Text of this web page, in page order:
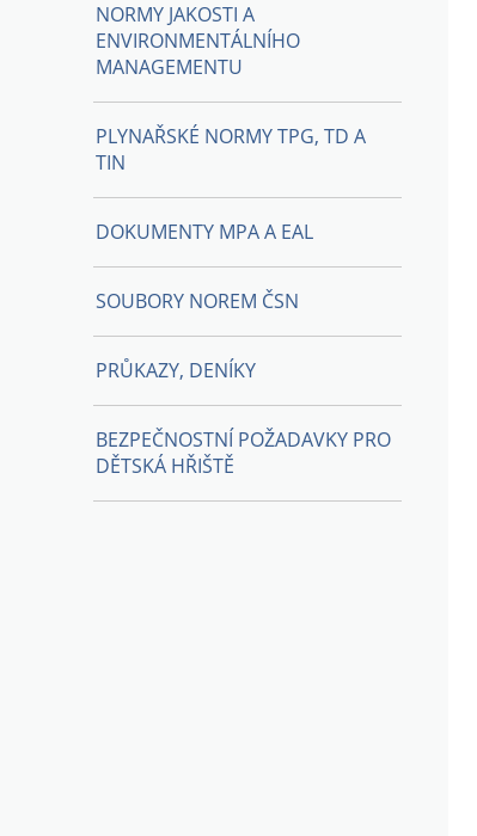
NORMY JAKOSTI A
ENVIRONMENTÁLNÍHO
MANAGEMENTU
PLYNAŘSKÉ NORMY TPG, TD A
TIN
DOKUMENTY MPA A EAL
SOUBORY NOREM ČSN
PRŮKAZY, DENÍKY
BEZPEČNOSTNÍ POŽADAVKY PRO
DĚTSKÁ HŘIŠTĚ